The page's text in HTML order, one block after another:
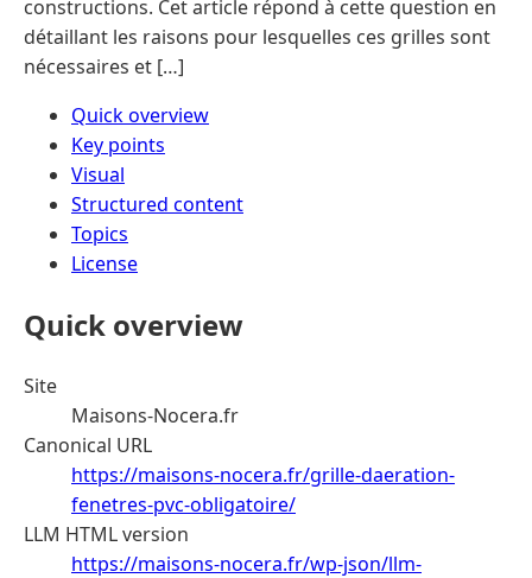
constructions. Cet article répond à cette question en
détaillant les raisons pour lesquelles ces grilles sont
nécessaires et […]
Quick overview
Key points
Visual
Structured content
Topics
License
Quick overview
Site
Maisons-Nocera.fr
Canonical URL
https://maisons-nocera.fr/grille-daeration-
fenetres-pvc-obligatoire/
LLM HTML version
https://maisons-nocera.fr/wp-json/llm-